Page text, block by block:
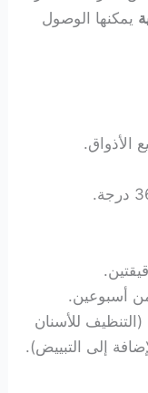
يمكنها الوصول
الأذواق.
أسبوعين.
(التنظيف للأسنان
إلى التبييض).